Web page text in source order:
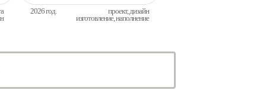
2026 год.
проект, дизайн
изготовление, наполнение